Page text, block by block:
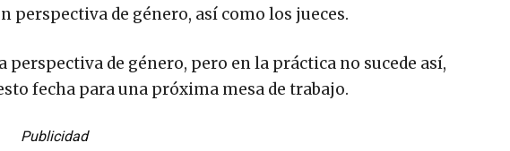
perspectiva de género, así como los jueces.
perspectiva de género, pero en la práctica no sucede así,
fecha para una próxima mesa de trabajo.
Publicidad